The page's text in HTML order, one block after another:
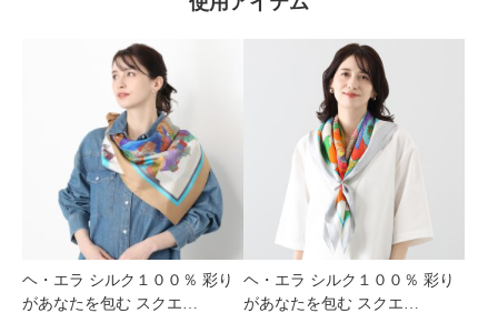
ヘ・エラ シルク１００％ 彩り
があなたを包む スクエ…
ヘ・エラ シルク１００％ 彩り
があなたを包む スクエ…